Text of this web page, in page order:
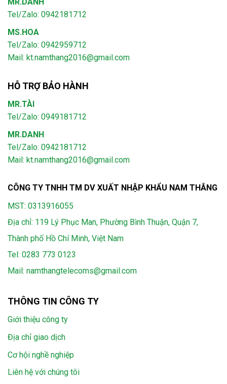
MR.DANH
Tel/Zalo: 0942181712
MS.HOA
Tel/Zalo: 0942959712
Mail: kt.namthang2016@gmail.com
HỖ TRỢ BẢO HÀNH
MR.TÀI
Tel/Zalo: 0949181712
MR.DANH
Tel/Zalo: 0942181712
Mail: kt.namthang2016@gmail.com
CÔNG TY TNHH TM DV XUẤT NHẬP KHẨU NAM THẮNG
MST: 0313916055
Địa chỉ: 119 Lý Phục Man, Phường Bình Thuận, Quận 7,
Thành phố Hồ Chí Minh, Việt Nam
Tel: 0283 773 0123
Mail: namthangtelecoms@gmail.com
THÔNG TIN CÔNG TY
Giới thiệu công ty
Địa chỉ giao dịch
Cơ hội nghề nghiệp
Liên hệ với chúng tôi